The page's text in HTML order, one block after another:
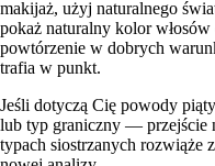
makijaż, użyj naturalnego
pokaż naturalny kolor
powtórzenie w dobrych
trafia w punkt.
Jeśli dotyczą Cię powody
lub typ graniczny — przejście
typach siostrzanych rozwiąże